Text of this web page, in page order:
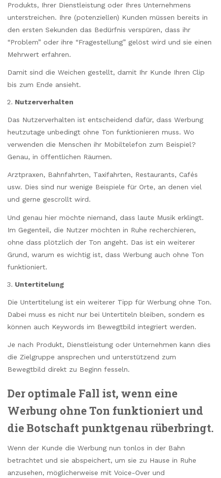
Produkts, Ihrer Dienstleistung oder Ihres Unternehmens
unterstreichen. Ihre (potenziellen) Kunden müssen bereits in
den ersten Sekunden das Bedürfnis verspüren, dass ihr
“Problem” oder ihre “Fragestellung” gelöst wird und sie einen
Mehrwert erfahren.
Damit sind die Weichen gestellt, damit Ihr Kunde Ihren Clip
bis zum Ende ansieht.
Nutzerverhalten
Das Nutzerverhalten ist entscheidend dafür, dass Werbung
heutzutage unbedingt ohne Ton funktionieren muss. Wo
verwenden die Menschen ihr Mobiltelefon zum Beispiel?
Genau, in öffentlichen Räumen.
Arztpraxen, Bahnfahrten, Taxifahrten, Restaurants, Cafés
usw. Dies sind nur wenige Beispiele für Orte, an denen viel
und gerne gescrollt wird.
Und genau hier möchte niemand, dass laute Musik erklingt.
Im Gegenteil, die Nutzer möchten in Ruhe recherchieren,
ohne dass plötzlich der Ton angeht. Das ist ein weiterer
Grund, warum es wichtig ist, dass Werbung auch ohne Ton
funktioniert.
Untertitelung
Die Untertitelung ist ein weiterer Tipp für Werbung ohne Ton.
Dabei muss es nicht nur bei Untertiteln bleiben, sondern es
können auch Keywords im Bewegtbild integriert werden.
Je nach Produkt, Dienstleistung oder Unternehmen kann dies
die Zielgruppe ansprechen und unterstützend zum
Bewegtbild direkt zu Beginn fesseln.
Der optimale Fall ist, wenn eine
Werbung ohne Ton funktioniert und
die Botschaft punktgenau rüberbringt.
Wenn der Kunde die Werbung nun tonlos in der Bahn
betrachtet und sie abspeichert, um sie zu Hause in Ruhe
anzusehen, möglicherweise mit Voice-Over und